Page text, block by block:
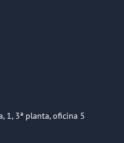
1, 3ª planta, oficina 5